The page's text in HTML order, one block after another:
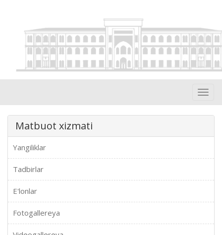
Matbuot xizmati
Yangiliklar
Tadbirlar
E'lonlar
Fotogallereya